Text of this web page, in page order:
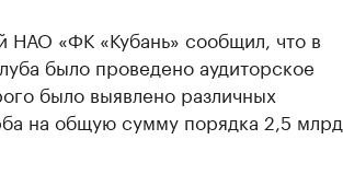
«ФК «Кубань» сообщил, что в
было проведено аудиторское
было выявлено различных
на общую сумму порядка 2,5 млрд